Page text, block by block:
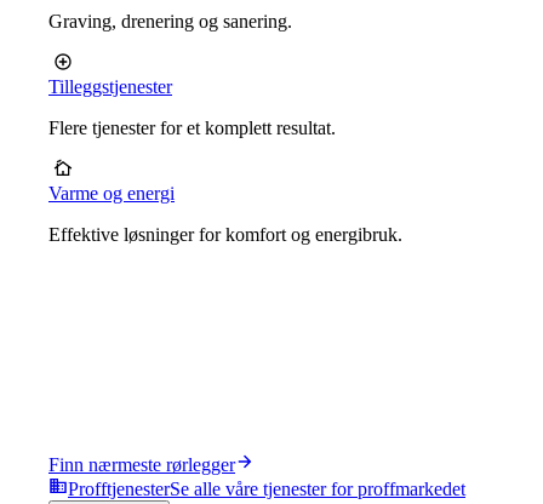
Graving, drenering og sanering.
Tilleggstjenester
Flere tjenester for et komplett resultat.
Varme og energi
Effektive løsninger for komfort og energibruk.
Finn nærmeste rørlegger
ProfftjenesterSe alle våre tjenester for proffmarkedet